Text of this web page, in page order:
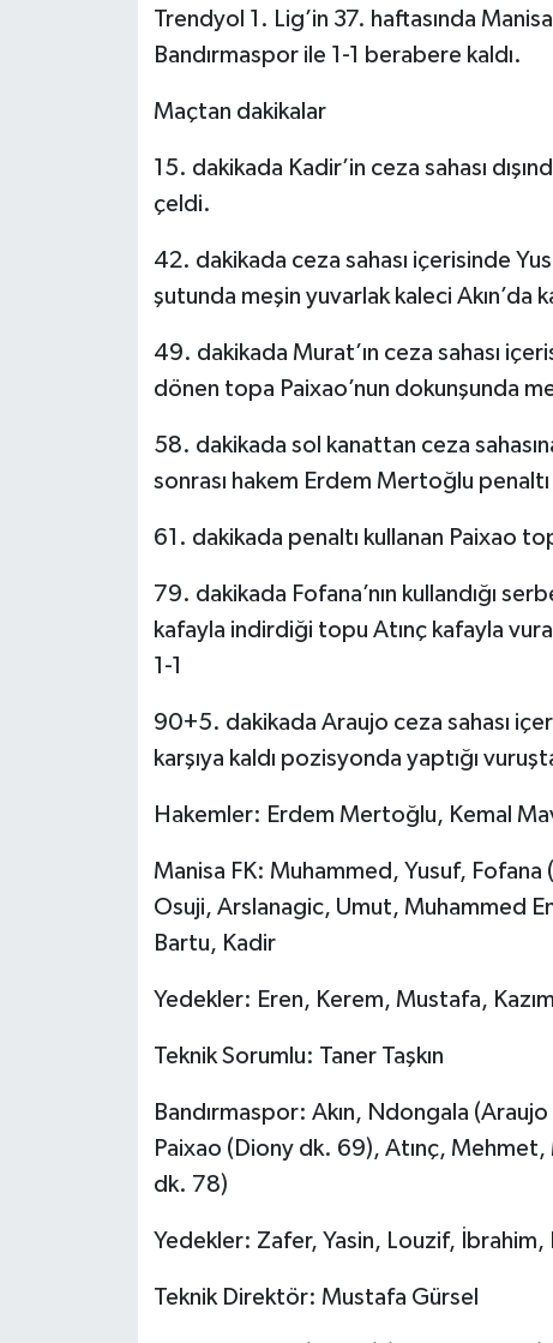
Trendyol 1. Lig’in 37. haftasında
Bandırmaspor ile 1-1 berabere kaldı.
Maçtan dakikalar
15. dakikada Kadir’in ceza sahası
çeldi.
42. dakikada ceza sahası içerisinde
şutunda meşin yuvarlak kaleci Akın’da
49. dakikada Murat’ın ceza sahası
dönen topa Paixao’nun dokunşunda
58. dakikada sol kanattan ceza
sonrası hakem Erdem Mertoğlu
61. dakikada penaltı kullanan Paixao
79. dakikada Fofana’nın kullandığı
kafayla indirdiği topu Atınç kafayla
1-1
90+5. dakikada Araujo ceza sahası
karşıya kaldı pozisyonda yaptığı
Hakemler: Erdem Mertoğlu, Kemal
Manisa FK: Muhammed, Yusuf,
Osuji, Arslanagic, Umut, Muhammed
Bartu, Kadir
Yedekler: Eren, Kerem, Mustafa,
Teknik Sorumlu: Taner Taşkın
Bandırmaspor: Akın, Ndongala
Paixao (Diony dk. 69), Atınç,
dk. 78)
Yedekler: Zafer, Yasin, Louzif, İbrahim,
Teknik Direktör: Mustafa Gürsel